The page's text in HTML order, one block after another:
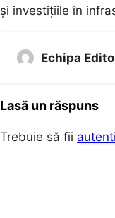
și investițiile în
Echipa
Lasă un răspuns
Trebuie să fii